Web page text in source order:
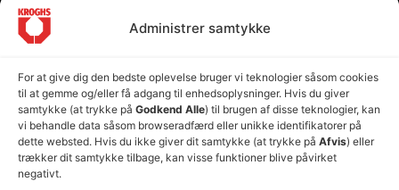
Administrer samtykke
For at give dig den bedste oplevelse bruger vi teknologier såsom cookies
til at gemme og/eller få adgang til enhedsoplysninger. Hvis du giver
samtykke (at trykke på Godkend Alle) til brugen af disse teknologier, kan
vi behandle data såsom browseradfærd eller unikke identifikatorer på
dette websted. Hvis du ikke giver dit samtykke (at trykke på Afvis) eller
trækker dit samtykke tilbage, kan visse funktioner blive påvirket
negativt.
Seneste nyheder
Nyt råvaretillæg
Kære kunde, Situationen den seneste tid har
desværre udviklet sig således, at
Læs nyheden